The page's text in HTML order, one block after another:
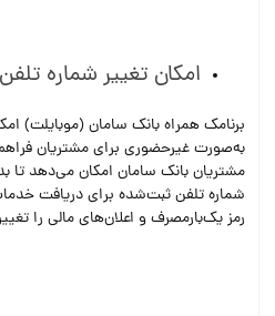
امکان تغییر شماره تلفن
برنامک همراه بانک سامان (موبایلت) امکان
به‌صورت غیرحضوری برای مشتریان فراهم
مشتریان بانک سامان امکان می‌دهد تا
شماره تلفن ثبت‌شده برای دریافت خدمات
رمز یک‌بارمصرف و اعلان‌های مالی را تغییر